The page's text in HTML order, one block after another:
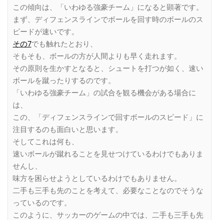
この傾向は、「いわゆる強豪チーム」になると顕著です。
まず、ディフェンスラインでボールを回す時のボールのス
ピードが速いです。
その7でも触れたとおり、
そもそも、ボールの方が人間よりも早く走れます。
その原則を生かすとなると、シュートを打つが如く、速い
ボールを蹴ったりするのです。
「いわゆる強豪チーム」の試合を観る機会がある場合に
は、
この、「ディフェンスラインで回すボールのスピード」に
注目するのも面白いと思います。
そしてこれは何も、
速いボールが蹴れることを見せつけているわけでもありま
せんし、
味方を困らせようとしているわけでもありません。
二手も三手も先のことを考えて、必要なことなのでそうな
っているのです。
このように、サッカーのゲームの中では、二手も三手も先